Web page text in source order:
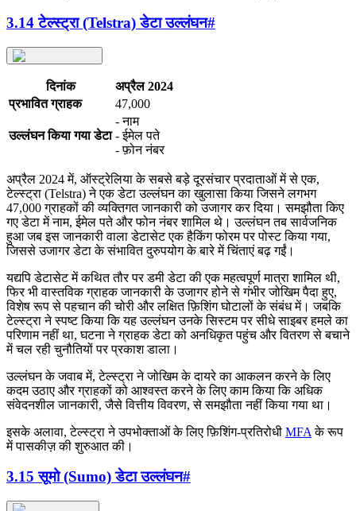
3.14 टेल्स्ट्रा (Telstra) डेटा उल्लंघन#
दिनांक
अप्रैल 2024
प्रभावित ग्राहक
47,000
उल्लंघन किया गया डेटा
- नाम
- ईमेल पते
- फ़ोन नंबर
अप्रैल 2024 में, ऑस्ट्रेलिया के सबसे बड़े दूरसंचार प्रदाताओं में से एक,
टेल्स्ट्रा (Telstra) ने एक डेटा उल्लंघन का खुलासा किया जिसने लगभग
47,000 ग्राहकों की व्यक्तिगत जानकारी को उजागर कर दिया। समझौता किए
गए डेटा में नाम, ईमेल पते और फोन नंबर शामिल थे। उल्लंघन तब सार्वजनिक
हुआ जब इस जानकारी वाला डेटासेट एक हैकिंग फोरम पर पोस्ट किया गया,
जिससे उजागर डेटा के संभावित दुरुपयोग के बारे में चिंताएं बढ़ गईं।
यद्यपि डेटासेट में कथित तौर पर डमी डेटा की एक महत्वपूर्ण मात्रा शामिल थी,
फिर भी वास्तविक ग्राहक जानकारी के उजागर होने से गंभीर जोखिम पैदा हुए,
विशेष रूप से पहचान की चोरी और लक्षित फ़िशिंग घोटालों के संबंध में। जबकि
टेल्स्ट्रा ने स्पष्ट किया कि यह उल्लंघन उनके सिस्टम पर सीधे साइबर हमले का
परिणाम नहीं था, घटना ने ग्राहक डेटा को अनधिकृत पहुंच और वितरण से बचाने
में चल रही चुनौतियों पर प्रकाश डाला।
उल्लंघन के जवाब में, टेल्स्ट्रा ने जोखिम के दायरे का आकलन करने के लिए
कदम उठाए और ग्राहकों को आश्वस्त करने के लिए काम किया कि अधिक
संवेदनशील जानकारी, जैसे वित्तीय विवरण, से समझौता नहीं किया गया था।
इसके अलावा, टेल्स्ट्रा ने उपभोक्ताओं के लिए फ़िशिंग-प्रतिरोधी MFA के रूप
में पासकीज़ की शुरुआत की।
3.15 सूमो (Sumo) डेटा उल्लंघन#